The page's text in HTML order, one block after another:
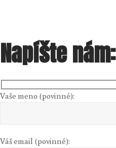
Napíšte nám:
Vaše meno (povinné):
Váš email (povinné):